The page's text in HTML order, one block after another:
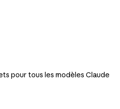
pour tous les modèles Claude